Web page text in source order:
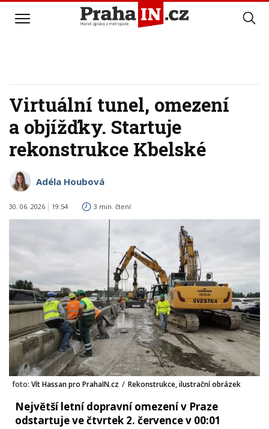
Virtuální tunel, omezení
a objížďky. Startuje
rekonstrukce Kbelské
Adéla Houbová
30. 06. 2026 19:54 3 min. čtení
foto: Vít Hassan pro PrahaIN.cz / Rekonstrukce, ilustrační obrázek
Největší letní dopravní omezení v Praze
odstartuje ve čtvrtek 2. července v 00:01